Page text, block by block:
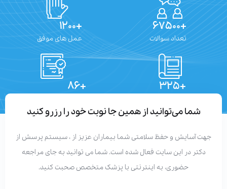
تعداد سوالات عمل های موفق
شما می‌توانید از همین جا نوبت خود را رزرو کنید
آسایش و حفظ سلامتی شما بیماران عزیز از ، سیستم پرسش از
دکتر در این سایت فعال شده است. شما می توانید به جای مراجعه
حضوری، به اینترنتی با پزشک متخصص صحبت کنید.